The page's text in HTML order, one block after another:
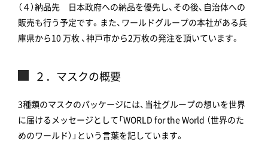
（４）納品先 日本政府への納品を優先し、その後、自治体への
販売も行う予定です。また、ワールドグループの本社がある兵
庫県から10 万枚 、神戸市から2万枚の発注を頂いています。
２．マスクの概要
3種類のマスクのパッケージには、当社グループの想いを世界
に届けるメッセージとして「WORLD for the World （世界のた
めのワールド）」という言葉を記しています。